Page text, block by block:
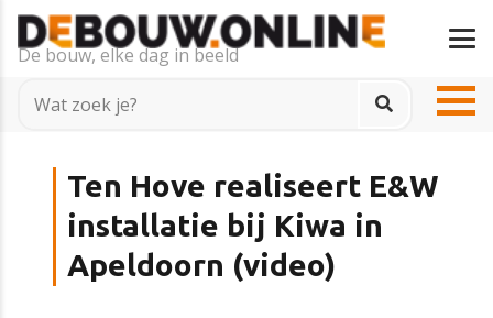
De bouw, elke dag in beeld
Ten Hove realiseert E&W
installatie bij Kiwa in
Apeldoorn (video)